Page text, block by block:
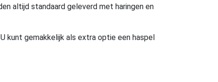
altijd standaard geleverd met haringen en
kunt gemakkelijk als extra optie een haspel